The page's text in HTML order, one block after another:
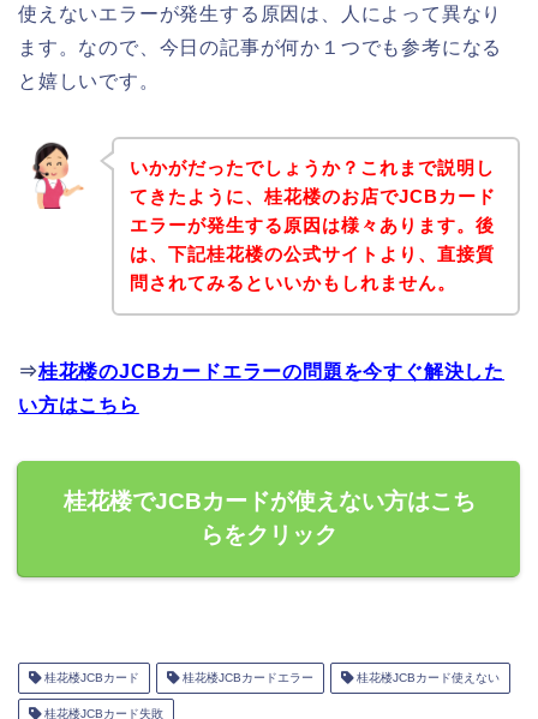
使えないエラーが発生する原因は、人によって異なり
ます。なので、今日の記事が何か１つでも参考になる
と嬉しいです。
いかがだったでしょうか？これまで説明し
てきたように、桂花楼のお店でJCBカード
エラーが発生する原因は様々あります。後
は、下記桂花楼の公式サイトより、直接質
問されてみるといいかもしれません。
⇒桂花楼のJCBカードエラーの問題を今すぐ解決した
い方はこちら
桂花楼でJCBカードが使えない方はこち
らをクリック
桂花楼JCBカード 桂花楼JCBカードエラー 桂花楼JCBカード使えない
桂花楼JCBカード失敗